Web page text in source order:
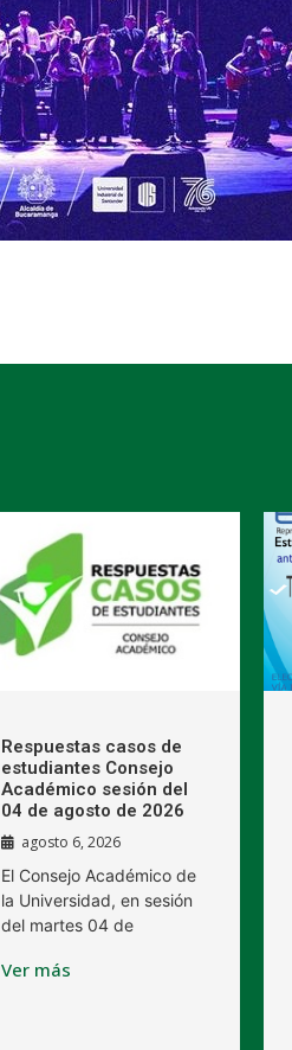
Respuestas casos de
estudiantes Consejo
Académico sesión del
04 de agosto de 2026
agosto 6, 2026
El Consejo Académico de
la Universidad, en sesión
del martes 04 de
Ver más